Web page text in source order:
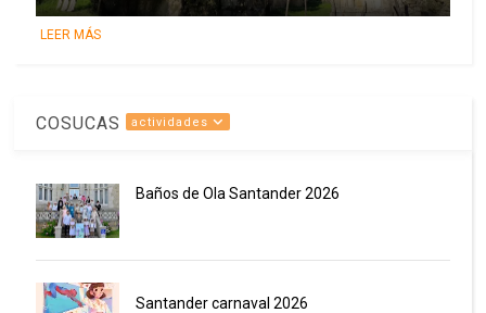
LEER MÁS
COSUCAS actividades
Baños de Ola Santander 2026
Santander carnaval 2026